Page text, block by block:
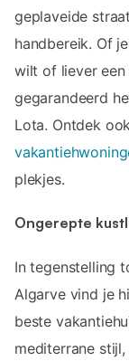
geplaveide
handbereik. Of
wilt of liever
gegarandeerd
Lota. Ontdek
plekjes.
Ongerepte
In tegenstelling
Algarve vind je
beste
mediterrane